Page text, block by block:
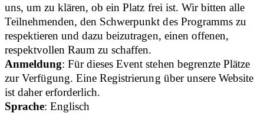
uns, um zu klären, ob ein Platz frei ist. Wir bitten alle
Teilnehmenden, den Schwerpunkt des Programms zu
respektieren und dazu beizutragen, einen offenen,
respektvollen Raum zu schaffen.
Anmeldung: Für dieses Event stehen begrenzte Plätze
zur Verfügung. Eine Registrierung über unsere Website
ist daher erforderlich.
Sprache: Englisch